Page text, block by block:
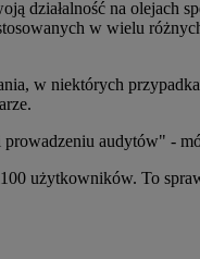
działalność na
w wielu
w niektórych
audytów" -
użytkowników. To